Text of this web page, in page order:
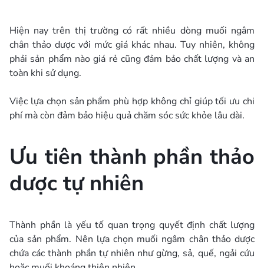
Hiện nay trên thị trường có rất nhiều dòng muối ngâm
chân thảo dược với mức giá khác nhau. Tuy nhiên, không
phải sản phẩm nào giá rẻ cũng đảm bảo chất lượng và an
toàn khi sử dụng.
Việc lựa chọn sản phẩm phù hợp không chỉ giúp tối ưu chi
phí mà còn đảm bảo hiệu quả chăm sóc sức khỏe lâu dài.
Ưu tiên thành phần thảo
dược tự nhiên
Thành phần là yếu tố quan trọng quyết định chất lượng
của sản phẩm. Nên lựa chọn muối ngâm chân thảo dược
chứa các thành phần tự nhiên như gừng, sả, quế, ngải cứu